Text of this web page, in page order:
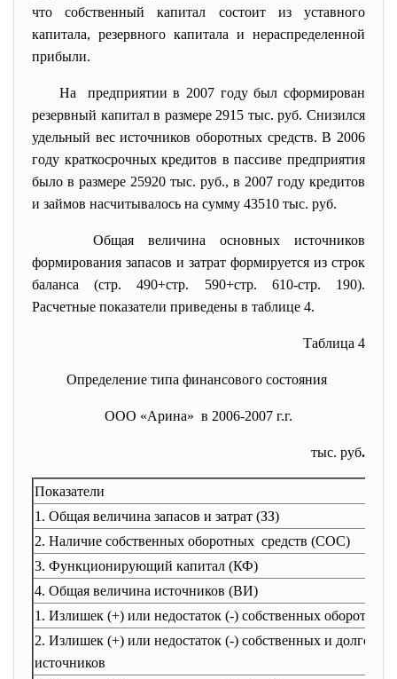
что собственный капитал состоит из уставного
капитала, резервного капитала и нераспределенной
прибыли.
На предприятии в 2007 году был сформирован
резервный капитал в размере 2915 тыс. руб. Снизился
удельный вес источников оборотных средств. В 2006
году краткосрочных кредитов в пассиве предприятия
было в размере 25920 тыс. руб., в 2007 году кредитов
и займов насчитывалось на сумму 43510 тыс. руб.
Общая величина основных источников
формирования запасов и затрат формируется из строк
баланса (стр. 490+стр. 590+стр. 610-стр. 190).
Расчетные показатели приведены в таблице 4.
Таблица 4
Определение типа финансового состояния
ООО «Арина» в 2006-2007 г.г.
тыс. руб.
Показатели
1. Общая величина запасов и затрат (ЗЗ)
2. Наличие собственных оборотных средств (СОС)
3. Функционирующий капитал (КФ)
4. Общая величина источников (ВИ)
1. Излишек (+) или недостаток (-) собственных оборотных
2. Излишек (+) или недостаток (-) собственных и
источников